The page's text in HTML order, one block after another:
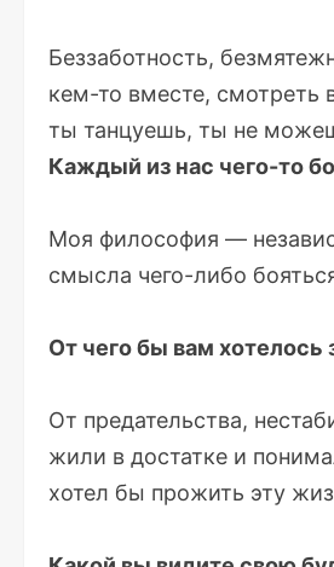
Беззаботность,
кем-то вместе, смотреть
ты танцуешь, ты не
Каждый из нас чего-то
Моя философия —
смысла чего-либо
От чего бы вам хотелось
От предательства,
жили в достатке и
хотел бы прожить эту